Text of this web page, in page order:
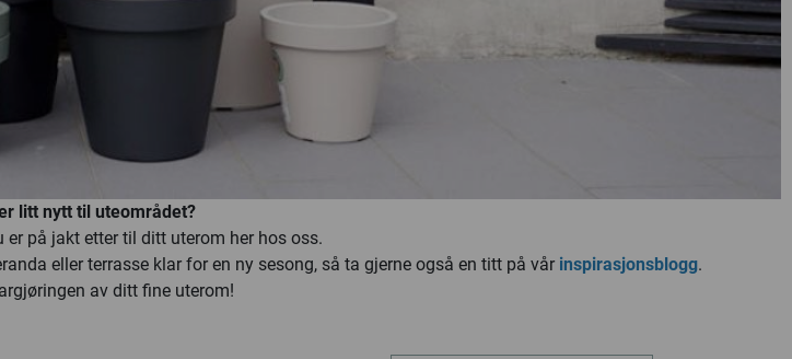
litt nytt til uteområdet?
er på jakt etter til ditt uterom her hos oss.
eller terrasse klar for en ny sesong, så ta gjerne også en titt på vår inspirasjonsblogg.
av ditt fine uterom!